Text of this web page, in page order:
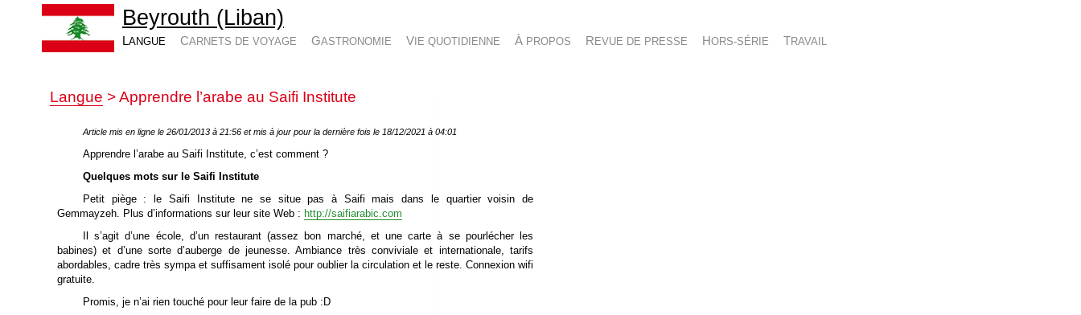
Beyrouth (Liban)
LANGUE CARNETS DE VOYAGE GASTRONOMIE VIE QUOTIDIENNE À PROPOS REVUE DE PRESSE HORS-SÉRIE TRAVAIL
Langue > Apprendre l’arabe au Saifi Institute
Article mis en ligne le 26/01/2013 à 21:56 et mis à jour pour la dernière fois le 18/12/2021 à 04:01
Apprendre l’arabe au Saifi Institute, c’est comment ?
Quelques mots sur le Saifi Institute
Petit piège : le Saifi Institute ne se situe pas à Saifi mais dans le quartier voisin de
Gemmayzeh. Plus d’informations sur leur site Web : http://saifiarabic.com
Il s’agit d’une école, d’un restaurant (assez bon marché, et une carte à se pourlécher les
babines) et d’une sorte d’auberge de jeunesse. Ambiance très conviviale et internationale, tarifs
abordables, cadre très sympa et suffisament isolé pour oublier la circulation et le reste. Connexion wifi
gratuite.
Promis, je n’ai rien touché pour leur faire de la pub :D